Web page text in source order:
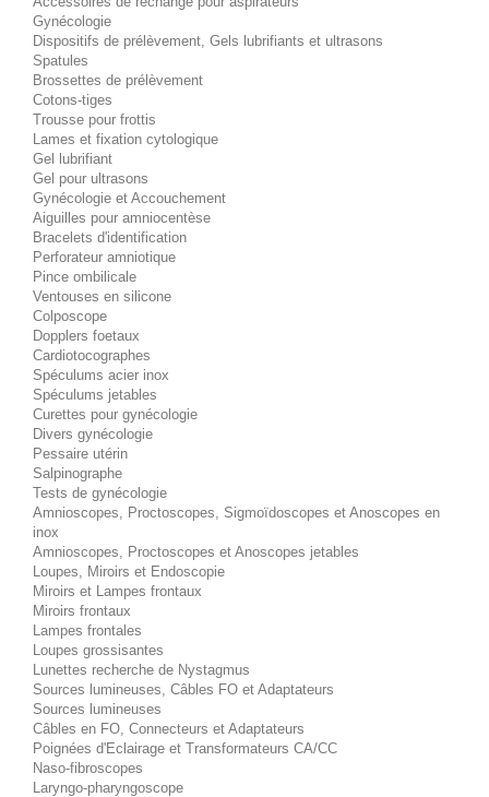
Gynécologie
Dispositifs de prélèvement, Gels lubrifiants et ultrasons
Spatules
Brossettes de prélèvement
Cotons-tiges
Trousse pour frottis
Lames et fixation cytologique
Gel lubrifiant
Gel pour ultrasons
Gynécologie et Accouchement
Aiguilles pour amniocentèse
Bracelets d'identification
Perforateur amniotique
Pince ombilicale
Ventouses en silicone
Colposcope
Dopplers foetaux
Cardiotocographes
Spéculums acier inox
Spéculums jetables
Curettes pour gynécologie
Divers gynécologie
Pessaire utérin
Salpinographe
Tests de gynécologie
Amnioscopes, Proctoscopes, Sigmoïdoscopes et Anoscopes en
inox
Amnioscopes, Proctoscopes et Anoscopes jetables
Loupes, Miroirs et Endoscopie
Miroirs et Lampes frontaux
Miroirs frontaux
Lampes frontales
Loupes grossisantes
Lunettes recherche de Nystagmus
Sources lumineuses, Câbles FO et Adaptateurs
Sources lumineuses
Câbles en FO, Connecteurs et Adaptateurs
Poignées d'Eclairage et Transformateurs CA/CC
Naso-fibroscopes
Laryngo-pharyngoscope